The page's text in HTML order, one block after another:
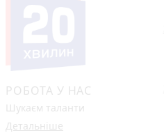
РОБОТА У НАС
Шукаєм таланти
Детальніше